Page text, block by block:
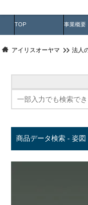
TOP 事業概要
アイリスオーヤマ 法人
商品データ検索 - 姿